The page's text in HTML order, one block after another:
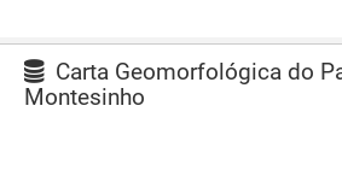
Carta Geomorfológica do
Montesinho